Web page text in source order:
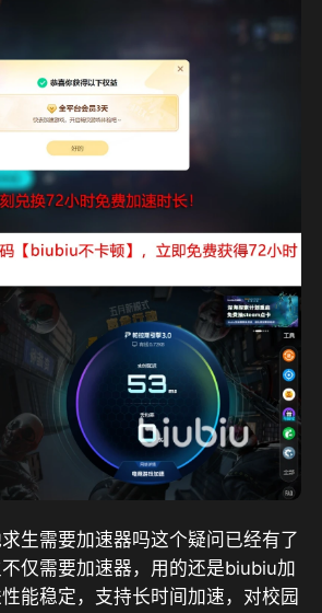
生需要加速器吗这个疑问已经有了
仅需要加速器，用的还是biubiu加
能稳定，支持长时间加速，对校园